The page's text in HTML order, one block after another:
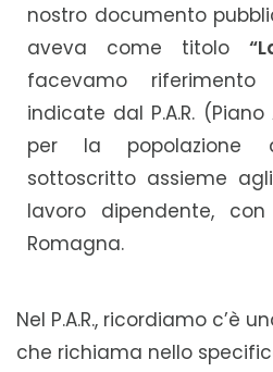
nostro documento
aveva come titolo
facevamo
indicate dal P.A.R.
per la popolazione
sottoscritto assieme
lavoro dipendente,
Romagna.
Nel P.A.R., ricordiamo c’è
che richiama nello